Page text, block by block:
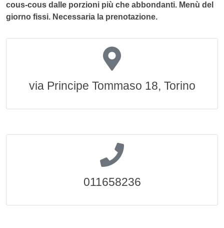
cous-cous dalle porzioni più che abbondanti. Menù del
giorno fissi. Necessaria la prenotazione.
via Principe Tommaso 18, Torino
011658236